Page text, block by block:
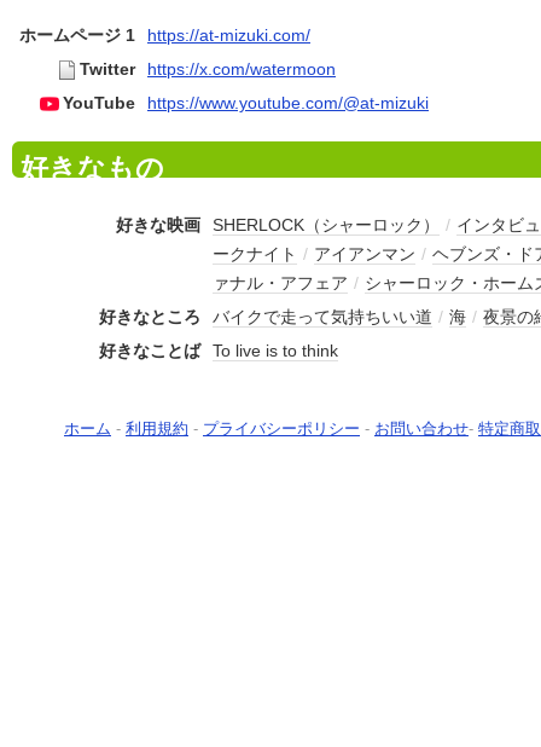
ホームページ 1
https://at-mizuki.com/
Twitter
https://x.com/watermoon
YouTube
https://www.youtube.com/@at-mizuki
好きなもの
好きな映画 SHERLOCK（シャーロック） / インタビ
ークナイト / アイアンマン / ヘブンズ・ド
ァナル・アフェア / シャーロック・ホーム
好きなところ
バイクで走って気持ちいい道 / 海 / 夜景の
好きなことば
To live is to think
ホーム - 利用規約 - プライバシーポリシー - お問い合わせ- 特定商